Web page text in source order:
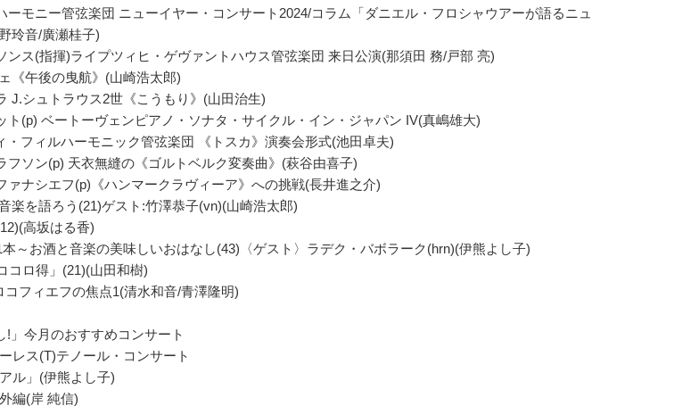
ーモニー管弦楽団 ニューイヤー・コンサート2024/コラム「ダニエル・フロシャウアーが語るニュ
玲音/廣瀬桂子)
ンス(指揮)ライプツィヒ・ゲヴァントハウス管弦楽団 来日公演(那須田 務/戸部 亮)
《午後の曳航》(山崎浩太郎)
J.シュトラウス2世《こうもり》(山田治生)
ト(p) ベートーヴェンピアノ・ソナタ・サイクル・イン・ジャパン IV(真嶋雄大)
・フィルハーモニック管弦楽団 《トスカ》演奏会形式(池田卓夫)
フソン(p) 天衣無縫の《ゴルトベルク変奏曲》(萩谷由喜子)
ァナシエフ(p)《ハンマークラヴィーア》への挑戦(長井進之介)
楽を語ろう(21)ゲスト:竹澤恭子(vn)(山崎浩太郎)
高坂はる香)
～お酒と音楽の美味しいおはなし(43)〈ゲスト〉ラデク・バボラーク(hrn)(伊熊よし子)
コロ得」(21)(山田和樹)
フィエフの焦点1(清水和音/青澤隆明)
!」今月のおすすめコンサート
レス(T)テノール・コンサート
ル」(伊熊よし子)
編(岸 純信)